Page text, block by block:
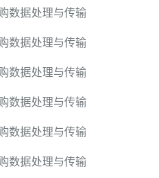
数据处理与传输
数据处理与传输
数据处理与传输
数据处理与传输
数据处理与传输
数据处理与传输